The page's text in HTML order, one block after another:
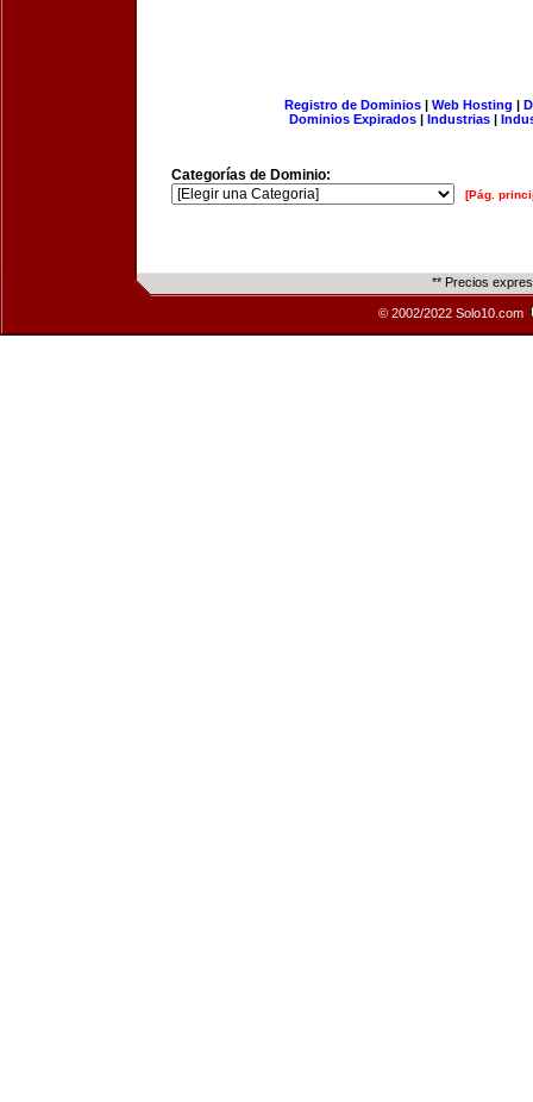
Registro de Dominios| Web Hosting |
Dominios Expirados | Industrias |
Categorías de Dominio:
[Pág.
** Precios
© 2002/2022 Solo10.com